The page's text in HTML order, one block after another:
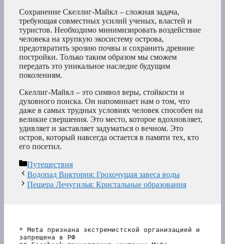
Сохранение Скеллиг-Майкл – сложная задача,
требующая совместных усилий ученых, властей и
туристов. Необходимо минимизировать воздействие
человека на хрупкую экосистему острова,
предотвратить эрозию почвы и сохранить древние
постройки. Только таким образом мы сможем
передать это уникальное наследие будущим
поколениям.
Скеллиг-Майкл – это символ веры, стойкости и
духовного поиска. Он напоминает нам о том, что
даже в самых трудных условиях человек способен на
великие свершения. Это место, которое вдохновляет,
удивляет и заставляет задуматься о вечном. Это
остров, который навсегда остается в памяти тех, кто
его посетил.
Рубрики
Путешествия
Водопад Виктория: Грохочущая завеса воды
Пещера Лечугилья: Кристальные образования
* Meta признана экстремистской организацией и
запрещена в РФ